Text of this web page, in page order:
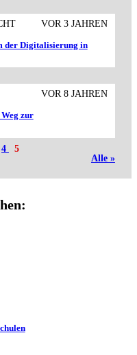
VOR 3 JAHREN
der Digitalisierung in
VOR 8 JAHREN
zur
4
5
Alle »